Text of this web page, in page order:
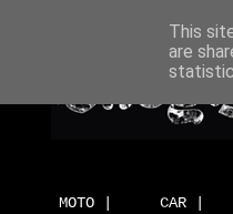
MOTO | CAR |
This
are